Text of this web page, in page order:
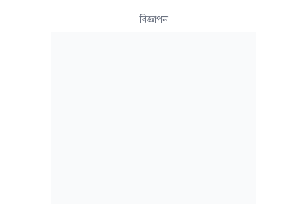
বিজ্ঞাপন